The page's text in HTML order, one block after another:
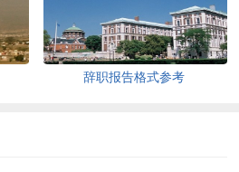
辞职报告格式参考